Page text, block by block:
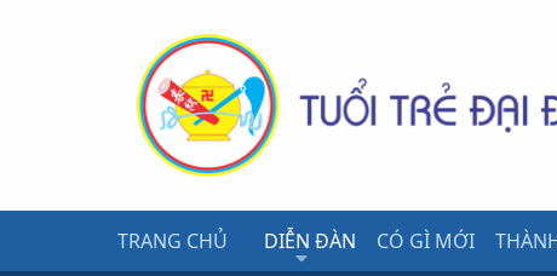
TRANG CHỦ DIỄN ĐÀN CÓ GÌ MỚI